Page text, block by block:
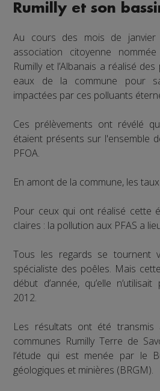
Rumilly et son
Au cours des mois de
association citoyenne
Rumilly et l’Albanais a réalisé
eaux de la commune pour
impactées par ces polluants
Ces prélèvements ont révélé
étaient présents sur l'ensemble
PFOA.
En amont de la commune, les
Pour ceux qui ont réalisé cette
claires : la pollution aux PFAS a
Tous les regards se tournent
spécialiste des poêles. Mais
début d’année, qu’elle
2012.
Les résultats ont été transmis
communes Rumilly Terre de
l’étude qui est menée par le
géologiques et minières (BRGM).